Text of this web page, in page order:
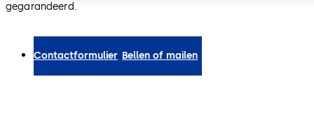
gegarandeerd.
Contactformulier Bellen of mailen